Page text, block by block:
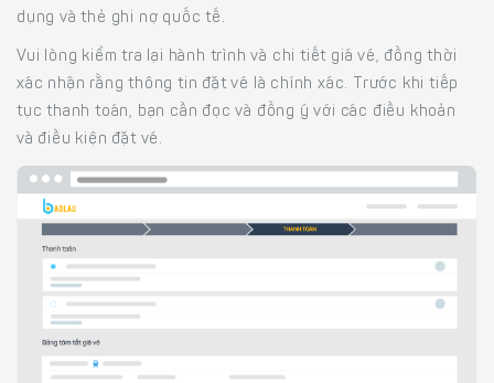
dụng và thẻ ghi nợ quốc tế.
Vui lòng kiểm tra lại hành trình và chi tiết giá vé, đồng thời
xác nhận rằng thông tin đặt vé là chính xác. Trước khi tiếp
tục thanh toán, bạn cần đọc và đồng ý với các điều khoản
và điều kiện đặt vé.